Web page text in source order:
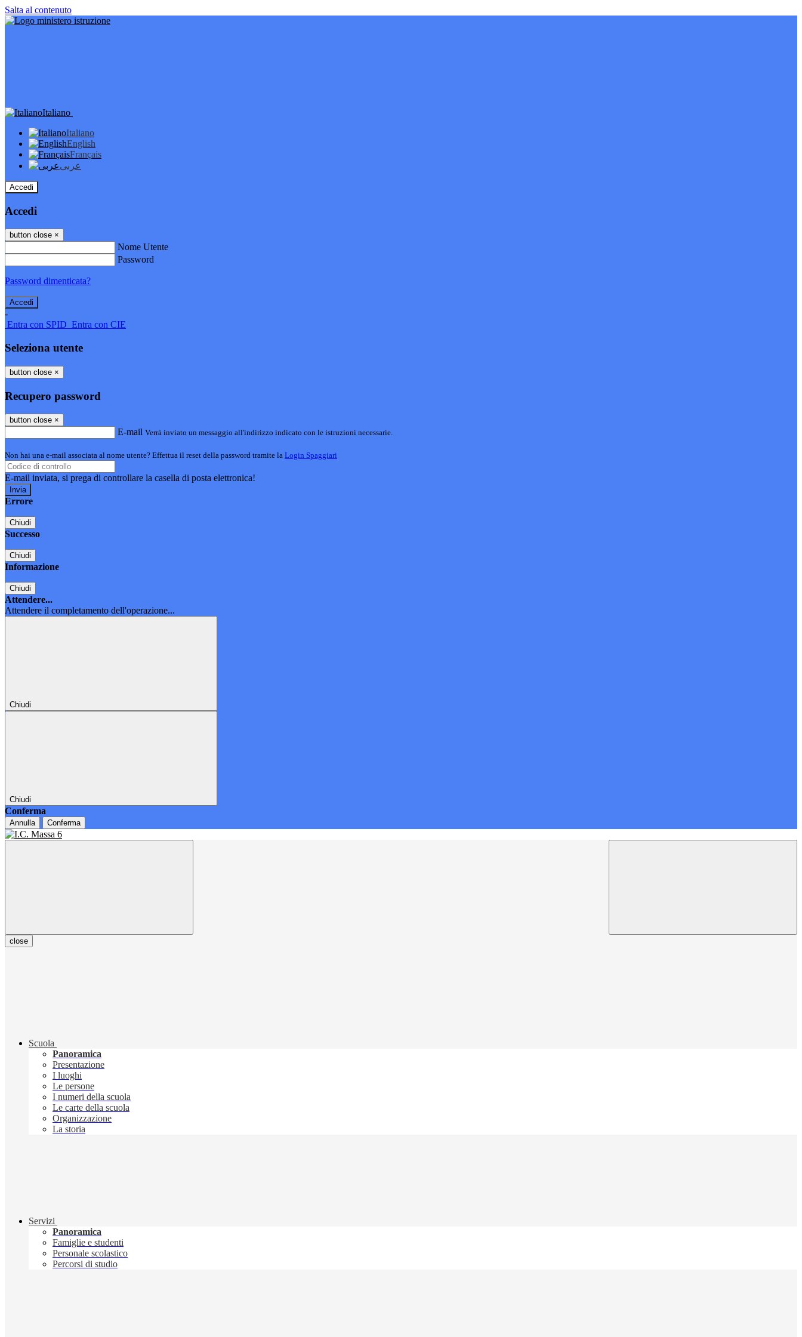
Salta al contenuto
Italiano
Italiano
English
Français
عربى
Accedi
Accedi
button close ×
Nome Utente
Password
Password dimenticata?
-
Entra con SPID Entra con CIE
Seleziona utente
button close ×
Recupero password
button close ×
E-mail Verrà inviato un messaggio all'indirizzo indicato con le istruzioni necessarie.
Non hai una e-mail associata al nome utente? Effettua il reset della password tramite la Login Spaggiari
E-mail inviata, si prega di controllare la casella di posta elettronica!
Errore
Chiudi
Successo
Chiudi
Informazione
Chiudi
Attendere...
Attendere il completamento dell'operazione...
Chiudi
Chiudi
Conferma
Annulla Conferma
close
Scuola
Panoramica
Presentazione
I luoghi
Le persone
I numeri della scuola
Le carte della scuola
Organizzazione
La storia
Servizi
Panoramica
Famiglie e studenti
Personale scolastico
Percorsi di studio